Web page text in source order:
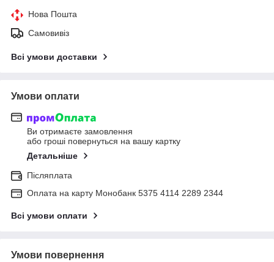
Нова Пошта
Самовивіз
Всі умови доставки
Умови оплати
Ви отримаєте замовлення
або гроші повернуться на вашу картку
Детальніше
Післяплата
Оплата на карту Монобанк 5375 4114 2289 2344
Всі умови оплати
Умови повернення